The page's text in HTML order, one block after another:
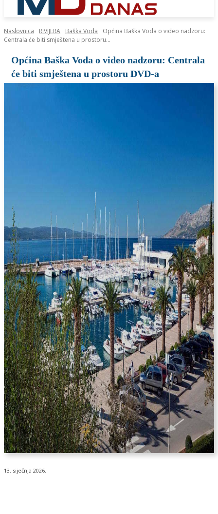
Naslovnica RIVIJERA Baška Voda
Općina Baška Voda o video nadzoru:
Centrala će biti smještena u prostoru...
Općina Baška Voda o video nadzoru: Centrala
će biti smještena u prostoru DVD-a
13. siječnja 2026.